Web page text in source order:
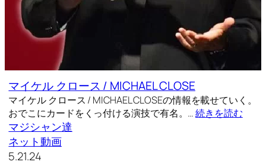
マイケル クロース / MICHAEL CLOSE
マイケル クロース / MICHAEL CLOSEの情報を載せていく。
おでこにカードをくっ付ける演技で有名。…続きを読む
マジシャン達
ネット動画
5.21.24